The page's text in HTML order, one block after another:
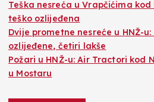
Teška nesreća u Vrapčićima
teško ozlijeđena
Dvije prometne nesreće u HNŽ-
ozlijeđene, četiri lakše
Požari u HNŽ-u: Air Tractori kod
u Mostaru